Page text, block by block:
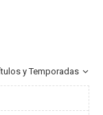
y Temporadas